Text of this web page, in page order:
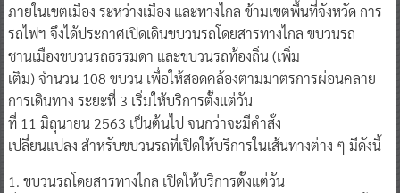
ภายในเขตเมือง ระหว่างเมือง และทางไกล ข้ามเขตพื้นที่จังหวัด การ
รถไฟฯ จึงได้ประกาศเปิดเดินขบวนรถโดยสารทางไกล ขบวนรถ
ชานเมืองขบวนรถธรรมดา และขบวนรถท้องถิ่น (เพิ่ม
เติม) จำนวน 108 ขบวน เพื่อให้สอดคล้องตามมาตรการผ่อนคลาย
การเดินทาง ระยะที่ 3 เริ่มให้บริการตั้งแต่วัน
ที่ 11 มิถุนายน 2563 เป็นต้นไป จนกว่าจะมีคำสั่ง
เปลี่ยนแปลง สำหรับขบวนรถที่เปิดให้บริการในเส้นทางต่าง ๆ มีดังนี้
1. ขบวนรถโดยสารทางไกล เปิดให้บริการตั้งแต่วัน